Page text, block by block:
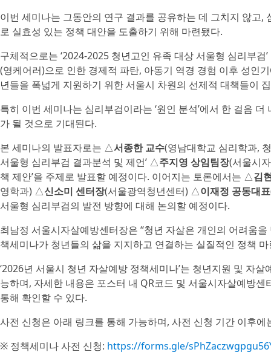
이번 세미나는 그동안의 연구 결과를 공유하는 데 그치지 않고
로 실효성 있는 정책 대안을 도출하기 위해 마련됐다.
구체적으로는 ‘2024-2025 청년고인 유족 대상 서울형 심리부
(영케어러)으로 인한 경제적 파탄, 아동기 역경 경험 이후 성인
년들을 폭넓게 지원하기 위한 서울시 차원의 선제적 대책들이
특히 이번 세미나는 심리부검이라는 ‘원인 분석’에서 한 걸음
가 될 것으로 기대된다.
본 세미나의 발표자로는 △서종한 교수(영남대학교 심리학과,
서울형 심리부검 결과분석 및 제언’ △주지영 상임팀장(서울시
책 제안’을 주제로 발표할 예정이다. 이어지는 토론에서는 △김
영학과) △신소미 센터장(서울광역청년센터) △이재정 공동대표
서울형 심리부검의 발전 방향에 대해 논의할 예정이다.
최남정 서울시자살예방센터장은 “청년 자살은 개인의 어려움
책세미나가 청년들의 삶을 지지하고 연결하는 실질적인 정책
‘2026년 서울시 청년 자살예방 정책세미나’는 청년지원 및 자
능하며, 자세한 내용은 포스터 내 QR코드 및 서울시자살예방센
통해 확인할 수 있다.
사전 신청은 아래 링크를 통해 가능하며, 사전 신청 기간 이후
※ 정책세미나 사전 신청: https://forms.gle/